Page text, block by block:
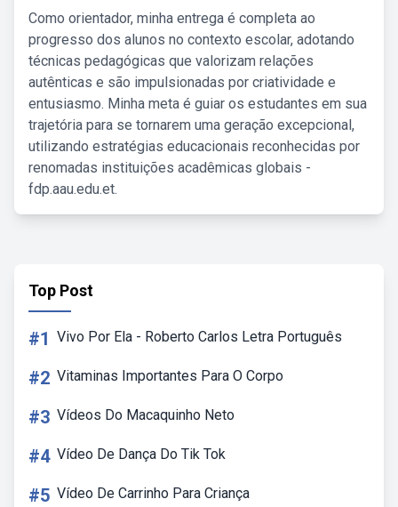
Como orientador, minha entrega é completa ao
progresso dos alunos no contexto escolar, adotando
técnicas pedagógicas que valorizam relações
autênticas e são impulsionadas por criatividade e
entusiasmo. Minha meta é guiar os estudantes em sua
trajetória para se tornarem uma geração excepcional,
utilizando estratégias educacionais reconhecidas por
renomadas instituições acadêmicas globais -
fdp.aau.edu.et.
Top Post
#1 Vivo Por Ela - Roberto Carlos Letra Português
#2 Vitaminas Importantes Para O Corpo
#3 Vídeos Do Macaquinho Neto
#4 Vídeo De Dança Do Tik Tok
#5 Vídeo De Carrinho Para Criança